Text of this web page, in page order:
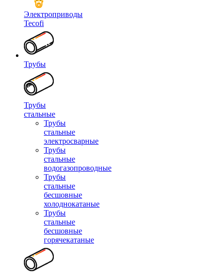
Электроприводы
Tecofi
Трубы
Трубы
стальные
Трубы
стальные
электросварные
Трубы
стальные
водогазопроводные
Трубы
стальные
бесшовные
холоднокатаные
Трубы
стальные
бесшовные
горячекатаные